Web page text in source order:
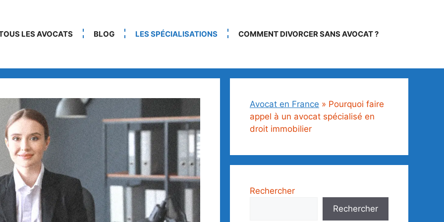
LES AVOCATS BLOG LES SPÉCIALISATIONS COMMENT DIVORCER SANS AVOCAT ?
Avocat en France » Pourquoi faire
appel à un avocat spécialisé en
droit immobilier
Rechercher
Rechercher